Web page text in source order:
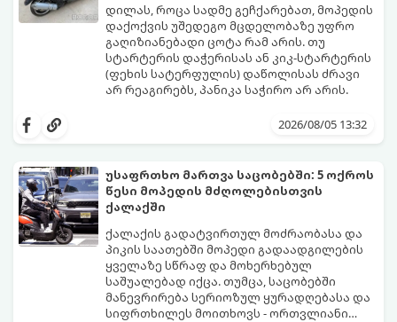
დილას, როცა სადმე გეჩქარებათ, მოპედის
დაქოქვის უშედეგო მცდელობაზე უფრო
გაღიზიანებადი ცოტა რამ არის. თუ
სტარტერის დაჭერისას ან კიკ-სტარტერის
(ფეხის სატერფულის) დაწოლისას ძრავი
არ რეაგირებს, პანიკა საჭირო არ არის.
მიზეზები უმეტესად 4 ძირითად კვანძთან
როგორ მოვაგვაროთ ისინი.
2026/08/05 13:32
უსაფრთხო მართვა საცობებში: 5 ოქროს
წესი მოპედის მძღოლებისთვის
ქალაქში
ქალაქის გადატვირთულ მოძრაობასა და
პიკის საათებში მოპედი გადაადგილების
ყველაზე სწრაფ და მოხერხებულ
საშუალებად იქცა. თუმცა, საცობებში
მანევრირება სერიოზულ ყურადღებასა და
სიფრთხილეს მოითხოვს - ორთვლიანი